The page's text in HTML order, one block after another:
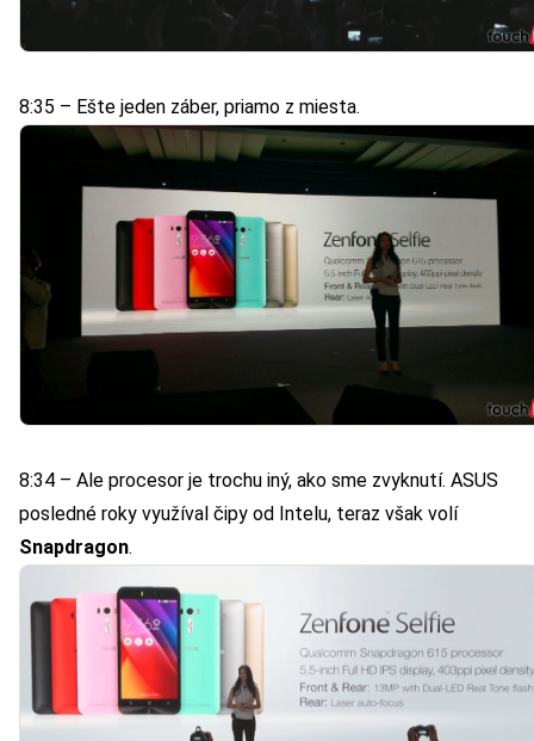
8:35 – Ešte jeden záber, priamo z miesta.
8:34 – Ale procesor je trochu iný, ako sme zvyknutí. ASUS
posledné roky využíval čipy od Intelu, teraz však volí
Snapdragon.